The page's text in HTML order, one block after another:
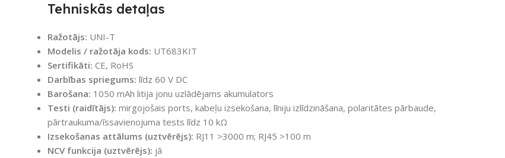
Tehniskās detaļas
Ražotājs: UNI-T
Modelis / ražotāja kods: UT683KIT
Sertifikāti: CE, RoHS
Darbības spriegums: līdz 60 V DC
Barošana: 1050 mAh litija jonu uzlādējams akumulators
Testi (raidītājs): mirgojošais ports, kabeļu izsekošana, līniju izlīdzināšana, polaritātes pārbaude,
pārtraukuma/īssavienojuma tests līdz 10 kΩ
Izsekošanas attālums (uztvērējs): RJ11 >3000 m; RJ45 >100 m
NCV funkcija (uztvērējs): jā